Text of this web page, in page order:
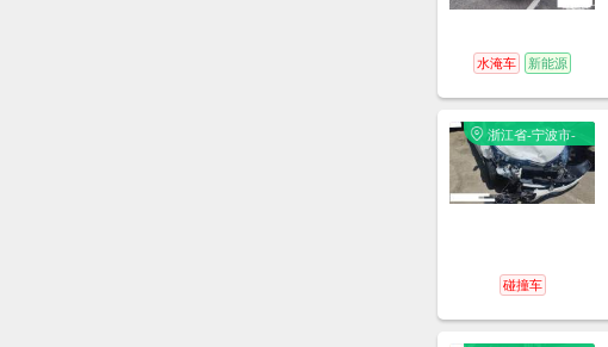
水淹车 新能源
浙江省-宁波市-
奉化区-岳林街道
金钟路148号金城
碰撞车